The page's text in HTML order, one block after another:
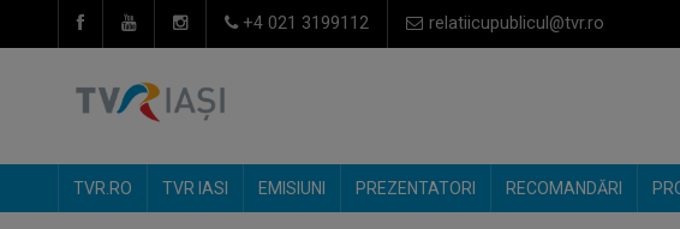
+4 021 3199112 relatiicupublicul@tvr.ro
TVR.RO TVR IASI EMISIUNI PREZENTATORI RECOMANDĂRI